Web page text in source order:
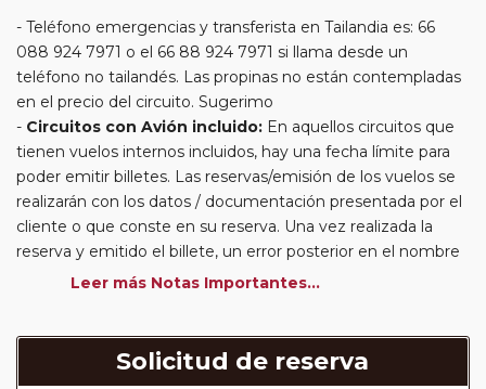
Teléfono emergencias y transferista en Tailandia es: 66
088 924 7971 o el 66 88 924 7971 si llama desde un
teléfono no tailandés. Las propinas no están contempladas
en el precio del circuito. Sugerimo
Circuitos con Avión incluido: En aquellos circuitos que
tienen vuelos internos incluidos, hay una fecha límite para
poder emitir billetes. Las reservas/emisión de los vuelos se
realizarán con los datos / documentación presentada por el
cliente o que conste en su reserva. Una vez realizada la
reserva y emitido el billete, un error posterior en el nombre
o un nombre incompleto, puede provocar la invalidez del
generados de cancelación y nueva emisión. Hacer una
reserva nueva puede implicar la posibilidad de no conseguir
Leer más Notas Importantes...
Solicitud de reserva